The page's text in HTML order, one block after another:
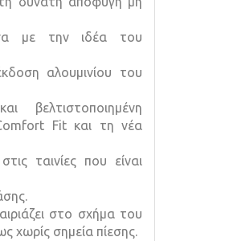
με την ιδέα του
αλουμινίου του
βελτιστοποιημένη
Fit και τη νέα
ταινίες που είναι
στο σχήμα του
χωρίς σημεία πίεσης.